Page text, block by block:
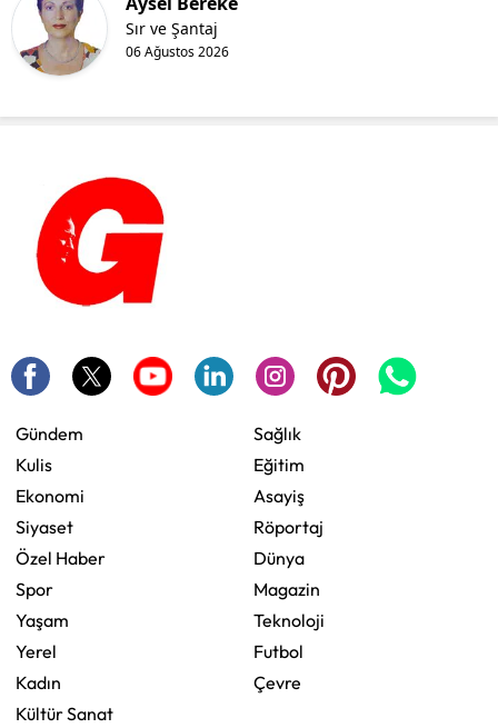
06 Ağustos 2026
Sır ve Şantaj
Gündem
Kulis
Ekonomi
Siyaset
Özel Haber
Spor
Yaşam
Yerel
Kadın
Kültür Sanat
Sağlık
Eğitim
Asayiş
Röportaj
Dünya
Magazin
Teknoloji
Futbol
Çevre